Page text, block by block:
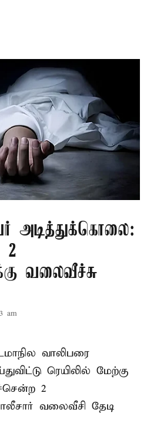
அடித்துக்கொலை:
2
வலைவீச்சு
am
வாலிபரை
ரெயிலில் மேற்கு
2
வலைவீசி தேடி